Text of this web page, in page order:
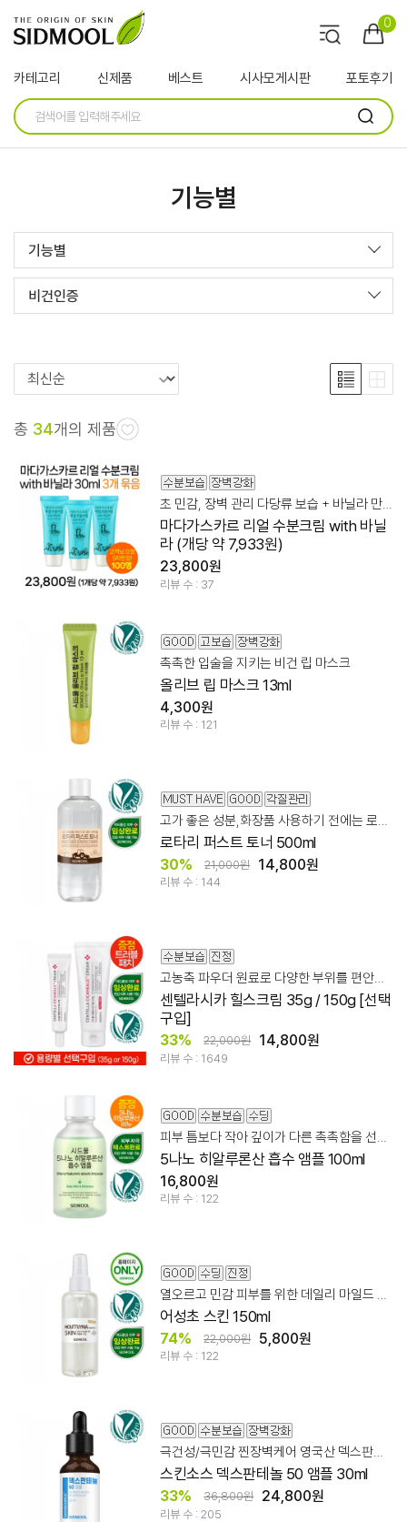
0
카테고리 신제품 베스트 시사모게시판 포토후기
기능별
기능별
비건인증
총 34개의 제품
초 민감, 장벽 관리 다당류 보습 + 바닐라 만남
마다가스카르 리얼 수분크림 with 바닐
라 (개당 약 7,933원)
23,800원
리뷰 수 : 37
촉촉한 입술을 지키는 비건 립 마스크
올리브 립 마스크 13ml
4,300원
리뷰 수 : 121
고가 좋은 성분,화장품 사용하기 전에는 로타리로! 파하 20,000ppm
로타리 퍼스트 토너 500ml
30% 21,000원 14,800원
리뷰 수 : 144
고농축 파우더 원료로 다양한 부위를 편안하고 깨끗하게
센텔라시카 힐스크림 35g / 150g [선택
구입]
33% 22,000원 14,800원
리뷰 수 : 1649
5나노 히알루론산 흡수 앰플 100ml
16,800원
리뷰 수 : 122
열오르고 민감 피부를 위한 데일리 마일드 어성초 스킨
어성초 스킨 150ml
74% 22,000원 5,800원
리뷰 수 : 122
극건성/극민감 찐장벽케어 영국산 덱스판테놀 50%
스킨소스 덱스판테놀 50 앰플 30ml
33% 36,800원 24,800원
리뷰 수 : 205